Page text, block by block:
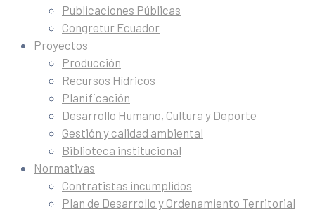
Publicaciones Públicas
Congretur Ecuador
Proyectos
Producción
Recursos Hídricos
Planificación
Desarrollo Humano, Cultura y Deporte
Gestión y calidad ambiental
Biblioteca institucional
Normativas
Contratistas incumplidos
Plan de Desarrollo y Ordenamiento Territorial